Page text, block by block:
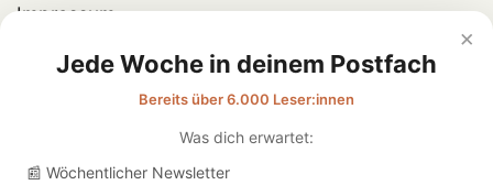
Impressum
×
Jede Woche in deinem Postfach
Bereits über 6.000 Leser:innen
Was dich erwartet:
📰 Wöchentlicher Newsletter